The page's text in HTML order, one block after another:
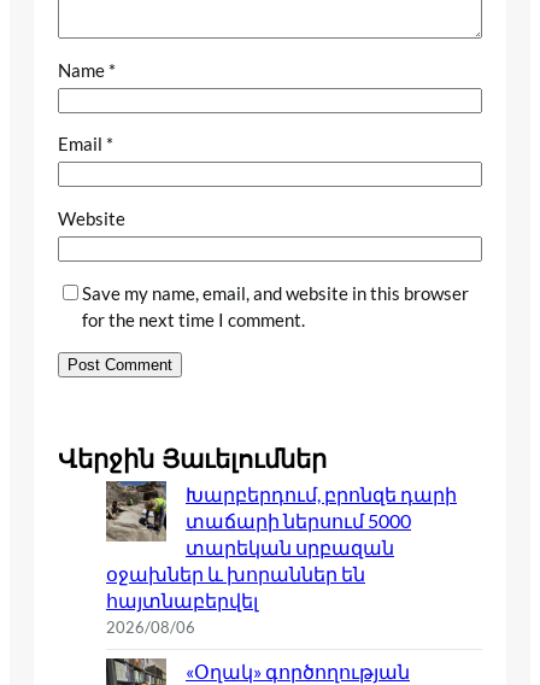
Name *
Email *
Website
Save my name, email, and website in this browser
for the next time I comment.
Վերջին Յաւելումներ
Խարբերդում, բրոնզե դարի
տաճարի ներսում 5000
տարեկան սրբազան
օջախներ և խորաններ են
հայտնաբերվել
2026/08/06
«Օղակ» գործողության